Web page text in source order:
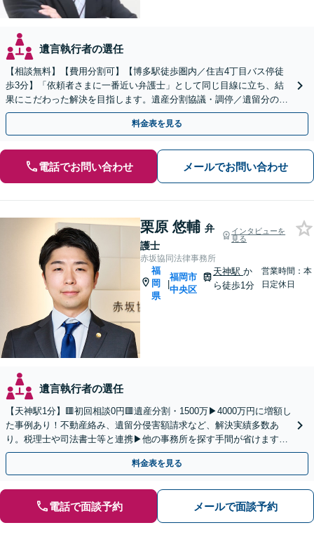
遺言執行者の選任
【相談無料】【費用分割可】【博多駅徒歩圏内／住吉4丁目バス停徒
歩3分】「依頼者さまに一番近い弁護士」として同じ目線に立ち、結
果にこだわった解決を目指します。遺産分割協議・調停／遺留分の侵
害／遺言書の作成／遺産の調査など
料金表を見る
電話でお問い合わせ メールでお問い合わせ
栗原 悠輔 弁
護士
インタビューを
見る
赤坂協同法律事務所
福
岡
県
|
福岡市
中央区
天神駅 か
ら徒歩1分
営業時間：本
日定休日
遺言執行者の選任
【天神駅1分】🟥初回相談0円🟥遺産分割・1500万▶4000万円に増額し
た事例あり！不動産絡み、遺留分侵害額請求など、解決実績多数あ
り。税理士や司法書士等と連携▶他の事務所を探す手間が省けます！
不動産会社と連携し無料査定&財産調査も◎
料金表を見る
電話で面談予約 メールで面談予約